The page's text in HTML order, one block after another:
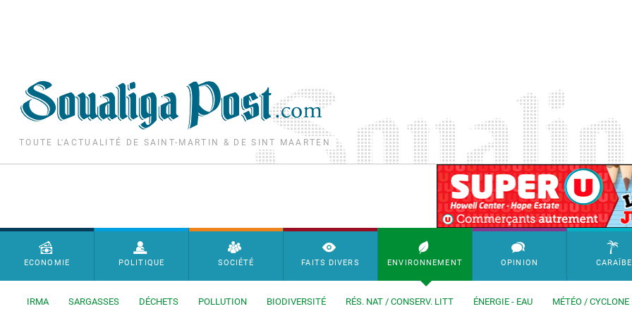
TOUTE L'ACTUALITÉ DE SAINT-MARTIN & DE SINT MAARTEN
SimpleAds Block Bannière
Menu principal
ECONOMIE POLITIQUE SOCIÉTÉ FAITS DIVERS ENVIRONNEMENT
IRMA SARGASSES DÉCHETS POLLUTION BIODIVERSITÉ RÉS. NAT / CONSERV. LITT ÉNERGIE - EAU MÉTÉO / CYCLONE
OPINION CARAÏBE